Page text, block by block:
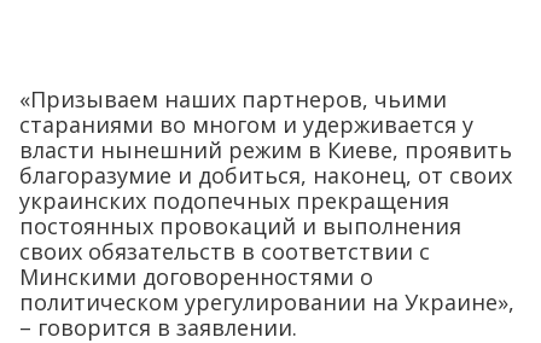
«Призываем наших партнеров, чьими
стараниями во многом и удерживается у
власти нынешний режим в Киеве, проявить
благоразумие и добиться, наконец, от своих
украинских подопечных прекращения
постоянных провокаций и выполнения
своих обязательств в соответствии с
Минскими договоренностями о
политическом урегулировании на Украине»,
– говорится в заявлении.